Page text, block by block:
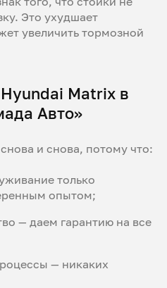
Это ухудшает
увеличить тормозной
Matrix в
Авто»
и снова, потому что:
только
опытом;
— даем гарантию на все
— никаких